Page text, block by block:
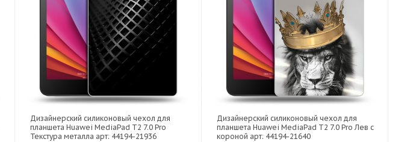
Дизайнерский силиконовый чехол для
планшета Huawei MediaPad T2 7.0 Pro
Текстура металла арт: 44194-21936
Дизайнерский силиконовый чехол для
планшета Huawei MediaPad T2 7.0 Pro Лев с
короной арт: 44194-21640